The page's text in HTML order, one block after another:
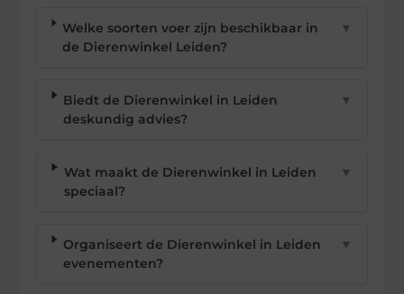
Welke soorten voer zijn beschikbaar in
de Dierenwinkel Leiden?
▼
Biedt de Dierenwinkel in Leiden
deskundig advies?
▼
Wat maakt de Dierenwinkel in Leiden
speciaal?
▼
Organiseert de Dierenwinkel in Leiden
evenementen?
▼